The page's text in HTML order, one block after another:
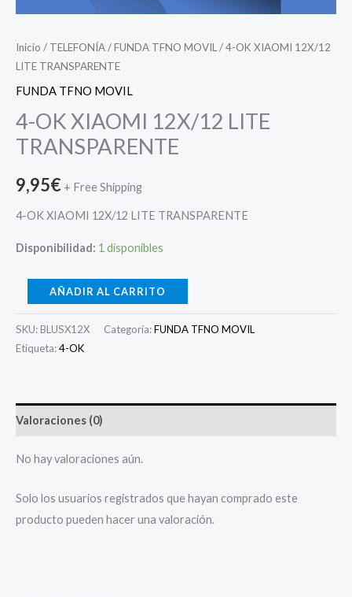
Inicio / TELEFONÍA/FUNDA TFNO MOVIL / 4-OK XIAOMI 12X/12
LITE TRANSPARENTE
FUNDA TFNO MOVIL
4-OK XIAOMI 12X/12 LITE
TRANSPARENTE
9,95€ + Free Shipping
4-OK XIAOMI 12X/12 LITE TRANSPARENTE
Disponibilidad: 1 disponibles
AÑADIR AL CARRITO
SKU: BLUSX12X Categoría:FUNDA TFNO MOVIL
Etiqueta:4-OK
Valoraciones (0)
No hay valoraciones aún.
Solo los usuarios registrados que hayan comprado este
producto pueden hacer una valoración.